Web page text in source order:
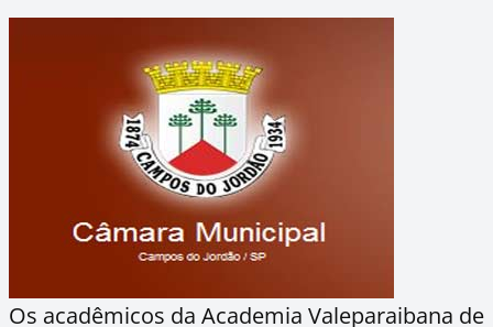
Os acadêmicos da Academia Valeparaibana de